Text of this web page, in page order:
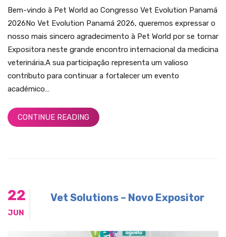
Bem-vindo à Pet World ao Congresso Vet Evolution Panamá
2026No Vet Evolution Panamá 2026, queremos expressar o
nosso mais sincero agradecimento à Pet World por se tornar
Expositora neste grande encontro internacional da medicina
veterinária.A sua participação representa um valioso
contributo para continuar a fortalecer um evento
académico…
CONTINUE READING
22
JUN
Vet Solutions – Novo Expositor